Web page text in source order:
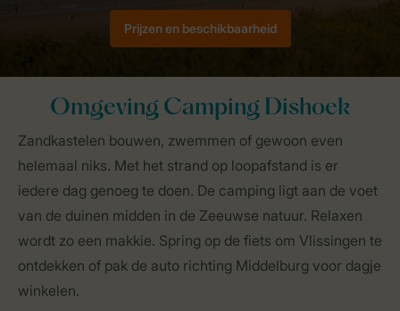
Prijzen en beschikbaarheid
Omgeving Camping Dishoek
Zandkastelen bouwen, zwemmen of gewoon even
helemaal niks. Met het strand op loopafstand is er
iedere dag genoeg te doen. De camping ligt aan de voet
van de duinen midden in de Zeeuwse natuur. Relaxen
wordt zo een makkie. Spring op de fiets om Vlissingen te
ontdekken of pak de auto richting Middelburg voor dagje
winkelen.